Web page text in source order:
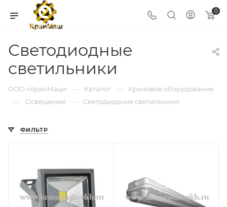
0
Светодиодные
светильники
ООО «КранМаш» — Каталог — Крановое оборудование
— Освещение — Светодиодные светильники
ФИЛЬТР